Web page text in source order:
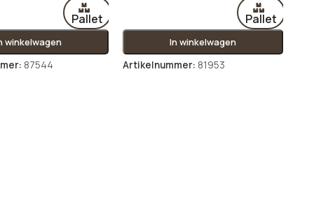
Pallet
winkelwagen
87544
Pallet
In winkelwagen
Artikelnummer: 81953